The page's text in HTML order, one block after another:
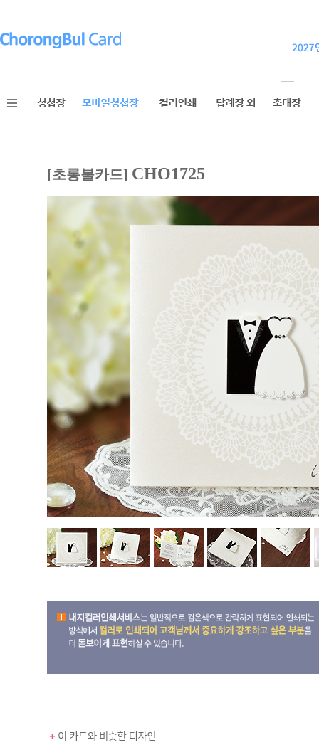
[초롱불카드] CHO1725